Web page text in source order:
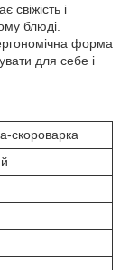
свіжість і
блюді.
форма
для себе і
скороварка